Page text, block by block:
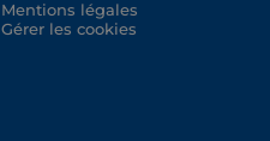
Mentions légales
Gérer les cookies